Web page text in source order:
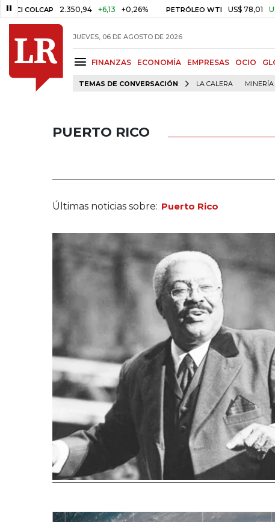
2.350,94 +6,13 +0,26% PETRÓLEO WTI US$ 78,01 US$ 2,92
JUEVES, 06 DE AGOSTO DE 2026
FINANZAS ECONOMÍA EMPRESAS OCIO
TEMAS DE CONVERSACIÓN LA CALERA MINERÍA
PUERTO RICO
Últimas noticias sobre: Puerto Rico